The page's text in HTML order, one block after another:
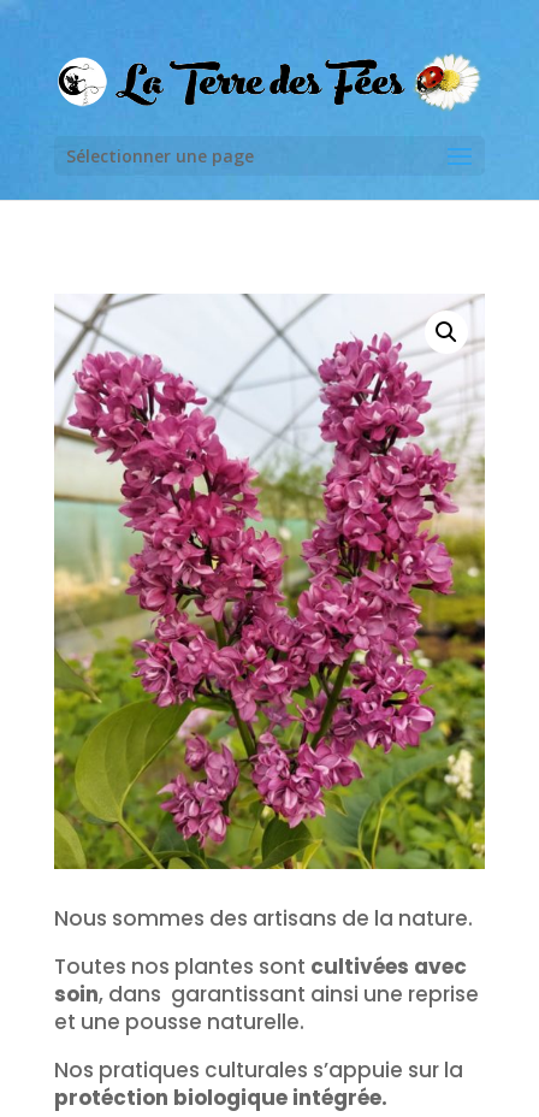
Sélectionner une page
Nous sommes des artisans de la nature.
Toutes nos plantes sont cultivées avec
soin, dans garantissant ainsi une reprise
et une pousse naturelle.
Nos pratiques culturales s’appuie sur la
protéction biologique intégrée.